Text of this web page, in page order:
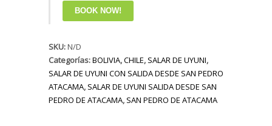
SALAR
DE
EXPRESS
IDA
Y
VUELTA
3
BOOK NOW!
SKU:N/D
Categorías:BOLIVIA,CHILE, SALAR DE UYUNI,
SALAR DE UYUNI CON SALIDA DESDE SAN PEDRO
ATACAMA, SALAR DE UYUNI SALIDA DESDE SAN
PEDRO DE ATACAMA, SAN PEDRO DE ATACAMA